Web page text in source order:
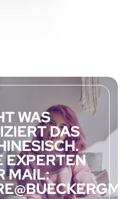
WAS
DAS
EXPERTEN
MAIL: